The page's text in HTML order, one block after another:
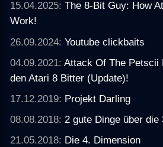
15.04.2025:The 8-Bit Guy: How
Work!
26.09.2024:Youtube clickbaits
04.09.2021:Attack Of The Petscii
den Atari 8 Bitter (Update)!
17.12.2019: Projekt Darling
08.08.2018: 2 gute Dinge über
21.05.2018: Die 4. Dimension